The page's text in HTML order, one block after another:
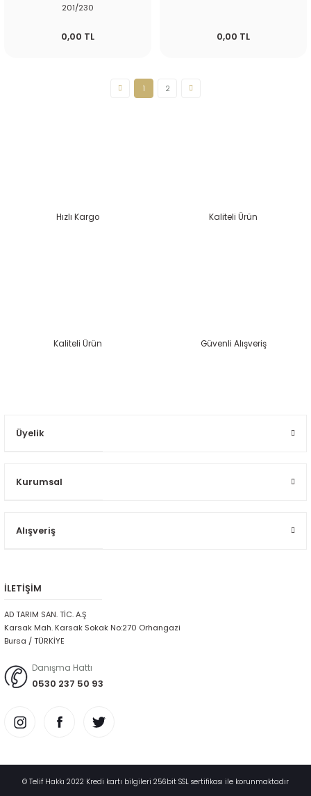
201/230
0,00 TL 0,00 TL
1 2
Hızlı Kargo Kaliteli Ürün
Kaliteli Ürün Güvenli Alışveriş
Üyelik
Kurumsal
Alışveriş
İLETİŞİM
AD TARIM SAN. TİC. A.Ş
Karsak Mah. Karsak Sokak No:270 Orhangazi
Bursa / TÜRKİYE
Danışma Hattı
0530 237 50 93
© Telif Hakkı 2022 Kredi kartı bilgileri 256bit SSL sertifikası ile korunmaktadır